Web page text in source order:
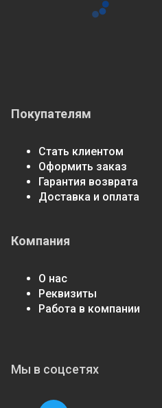
Покупателям
Стать клиентом
Оформить заказ
Гарантия возврата
Доставка и оплата
Компания
О нас
Реквизиты
Работа в компании
Мы в соцсетях